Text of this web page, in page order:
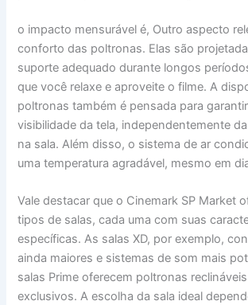
o impacto mensurável é, Outro aspecto
conforto das poltronas. Elas são
suporte adequado durante longos
que você relaxe e aproveite o filme. A
poltronas também é pensada para
visibilidade da tela, independentemente
na sala. Além disso, o sistema de ar
uma temperatura agradável, mesmo em
Vale destacar que o Cinemark SP Market
tipos de salas, cada uma com suas
específicas. As salas XD, por exemplo,
ainda maiores e sistemas de som mais
salas Prime oferecem poltronas
exclusivos. A escolha da sala ideal